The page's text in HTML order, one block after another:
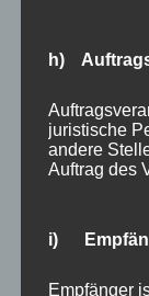
h)
juristische
andere
Auftrag des
i)
Empfänger